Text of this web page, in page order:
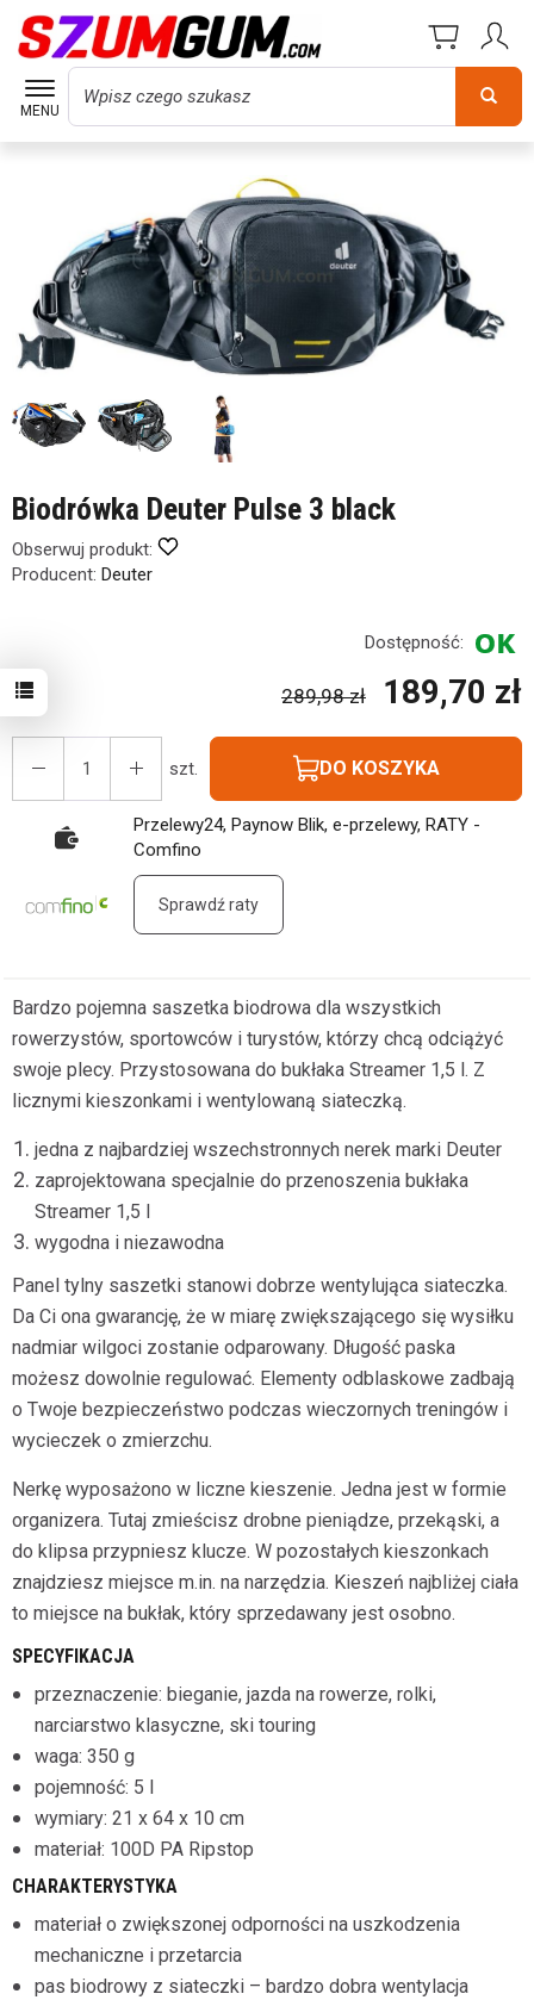
MENU
Wyszukaj
Biodrówka Deuter Pulse 3 black
Obserwuj produkt:
Producent: Deuter
Dostępność:
289,98 zł 189,70 zł
szt. DO KOSZYKA
Przelewy24, Paynow Blik, e-przelewy, RATY -
Comfino
Sprawdź raty
Bardzo pojemna saszetka biodrowa dla wszystkich
rowerzystów, sportowców i turystów, którzy chcą odciążyć
swoje plecy. Przystosowana do bukłaka Streamer 1,5 l. Z
licznymi kieszonkami i wentylowaną siateczką.
jedna z najbardziej wszechstronnych nerek marki Deuter
zaprojektowana specjalnie do przenoszenia bukłaka
Streamer 1,5 l
wygodna i niezawodna
Panel tylny saszetki stanowi dobrze wentylująca siateczka.
Da Ci ona gwarancję, że w miarę zwiększającego się wysiłku
nadmiar wilgoci zostanie odparowany. Długość paska
możesz dowolnie regulować. Elementy odblaskowe zadbają
o Twoje bezpieczeństwo podczas wieczornych treningów i
wycieczek o zmierzchu.
Nerkę wyposażono w liczne kieszenie. Jedna jest w formie
organizera. Tutaj zmieścisz drobne pieniądze, przekąski, a
do klipsa przypniesz klucze. W pozostałych kieszonkach
znajdziesz miejsce m.in. na narzędzia. Kieszeń najbliżej ciała
to miejsce na bukłak, który sprzedawany jest osobno.
SPECYFIKACJA
przeznaczenie: bieganie, jazda na rowerze, rolki,
narciarstwo klasyczne, ski touring
waga: 350 g
pojemność: 5 l
wymiary: 21 x 64 x 10 cm
materiał: 100D PA Ripstop
CHARAKTERYSTYKA
materiał o zwiększonej odporności na uszkodzenia
mechaniczne i przetarcia
pas biodrowy z siateczki – bardzo dobra wentylacja